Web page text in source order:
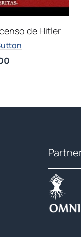
de Hitler